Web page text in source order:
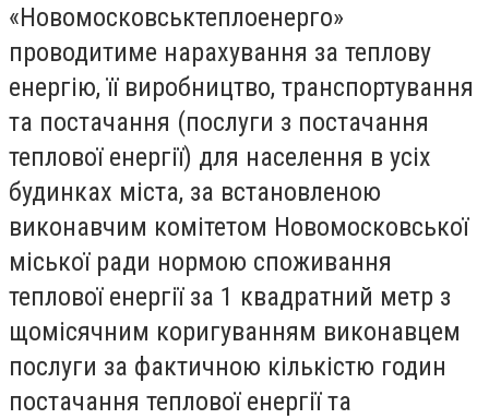
«Новомосковськтеплоенерго»
проводитиме нарахування за теплову
енергію, її виробництво, транспортування
та постачання (послуги з постачання
теплової енергії) для населення в усіх
будинках міста, за встановленою
виконавчим комітетом Новомосковської
міської ради нормою споживання
теплової енергії за 1 квадратний метр з
щомісячним коригуванням виконавцем
послуги за фактичною кількістю годин
постачання теплової енергії та